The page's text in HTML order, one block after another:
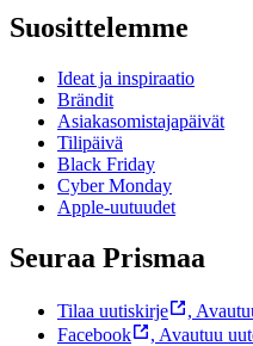
Suosittelemme
Ideat ja inspiraatio
Brändit
Asiakasomistajapäivät
Tilipäivä
Black Friday
Cyber Monday
Apple-uutuudet
Seuraa Prismaa
Tilaa uutiskirje ,
Facebook
, Avautuu